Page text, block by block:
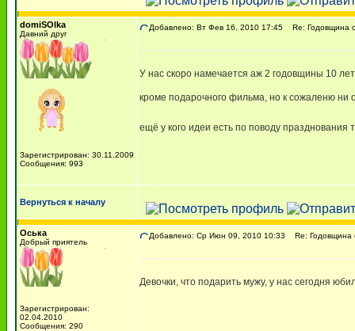
domiSOlka
Давний друг
Зарегистрирован: 30.11.2009
Сообщения: 993
Добавлено: Вт Фев 16, 2010 17:45 Re: Годовщина
У нас скоро намечается аж 2 годовщины 10
кроме подарочного фильма, но к сожаленю ни
ещё у кого идеи есть по поводу празднования
Вернуться к началу
Оська
Добрый приятель
Зарегистрирован:
02.04.2010
Сообщения: 290
Добавлено: Ср Июн 09, 2010 10:33 Re: Годовщина
Девочки, что подарить мужу, у нас сегодня